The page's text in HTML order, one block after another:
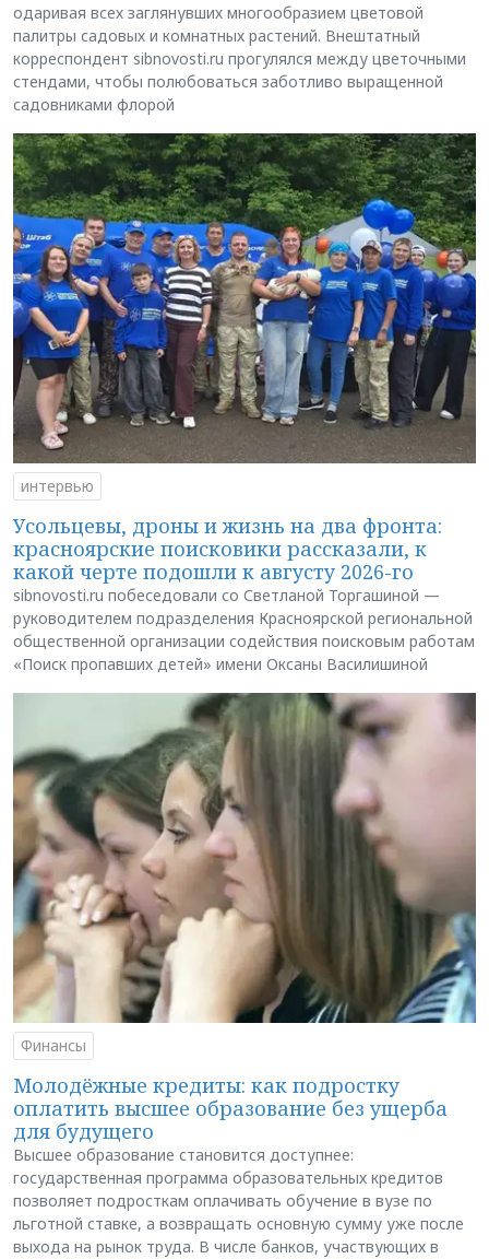
одаривая всех заглянувших многообразием цветовой
палитры садовых и комнатных растений. Внештатный
корреспондент sibnovosti.ru прогулялся между цветочными
стендами, чтобы полюбоваться заботливо выращенной
садовниками флорой
интервью
Усольцевы, дроны и жизнь на два фронта:
красноярские поисковики рассказали, к
какой черте подошли к августу 2026-го
sibnovosti.ru побеседовали со Светланой Торгашиной —
руководителем подразделения Красноярской региональной
общественной организации содействия поисковым работам
«Поиск пропавших детей» имени Оксаны Василишиной
Финансы
Молодёжные кредиты: как подростку
оплатить высшее образование без ущерба
для будущего
Высшее образование становится доступнее:
государственная программа образовательных кредитов
позволяет подросткам оплачивать обучение в вузе по
льготной ставке, а возвращать основную сумму уже после
выхода на рынок труда. В числе банков, участвующих в